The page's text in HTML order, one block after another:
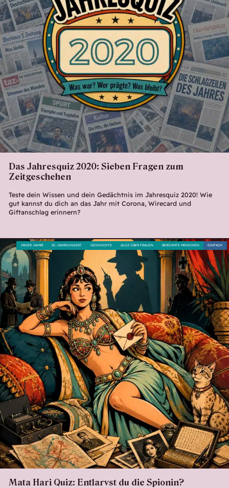
Das Jahresquiz 2020: Sieben Fragen zum
Zeitgeschehen
Teste dein Wissen und dein Gedächtnis im Jahresquiz 2020! Wie
gut kannst du dich an das Jahr mit Corona, Wirecard und
Giftanschlag erinnern?
Mata Hari Quiz: Entlarvst du die Spionin?
EINFACH
BERÜHMTE MENSCHEN
QUIZ ÜBER FRAUEN
GESCHICHTE
20. JAHRHUNDERT
1910ER JAHRE